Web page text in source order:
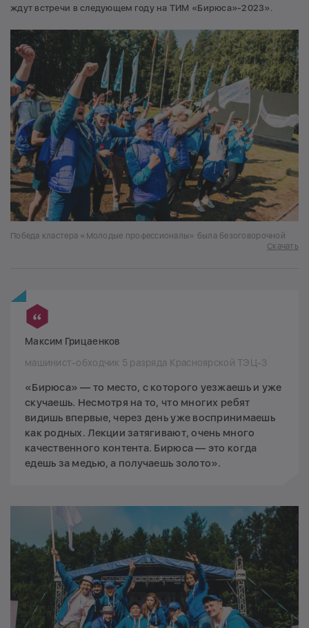
ждут встречи в следующем году на ТИМ «Бирюса»-2023».
Победа кластера «Молодые профессионалы» была безоговорочной
Скачать
Максим Грицаенков
машинист-обходчик 5 разряда Красноярской ТЭЦ-3
«Бирюса» — то место, с которого уезжаешь и уже
скучаешь. Несмотря на то, что многих ребят
видишь впервые, через день уже воспринимаешь
как родных. Лекции затягивают, очень много
качественного контента. Бирюса — это когда
едешь за медью, а получаешь золото».